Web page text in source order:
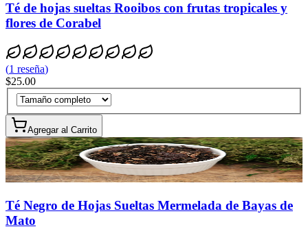
Té de hojas sueltas Rooibos con frutas tropicales y
flores de Corabel
(1 reseña)
$25.00
Agregar al Carrito
Té Negro de Hojas Sueltas Mermelada de Bayas de
Mato